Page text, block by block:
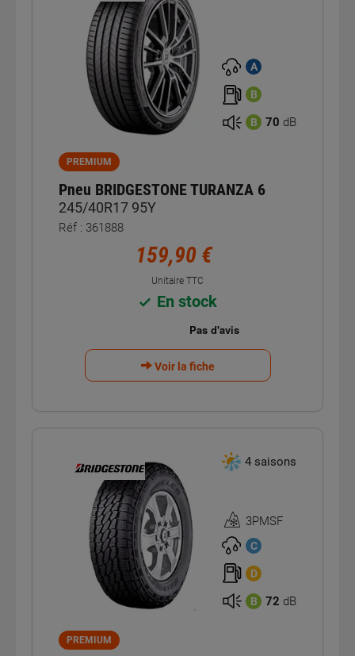
A
B
B 70 dB
PREMIUM
Pneu BRIDGESTONE TURANZA 6
245/40R17 95Y
Réf : 361888
159,90 €
Unitaire TTC
En stock
Voir la fiche
4 saisons
Homologation
3PMSF
3PMSF
C
D
B 72 dB
PREMIUM